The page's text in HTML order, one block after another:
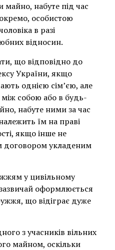
набуте під час
особистою
в разі
відносин.
що відповідно до
України, якщо
однією сім’єю, але
собою або в будь-
набуте ними за час
їм на праві
якщо інше не
договором укладеним
у цивільному
оформлюється
що відіграє дуже
з учасників вільних
майном, оскільки